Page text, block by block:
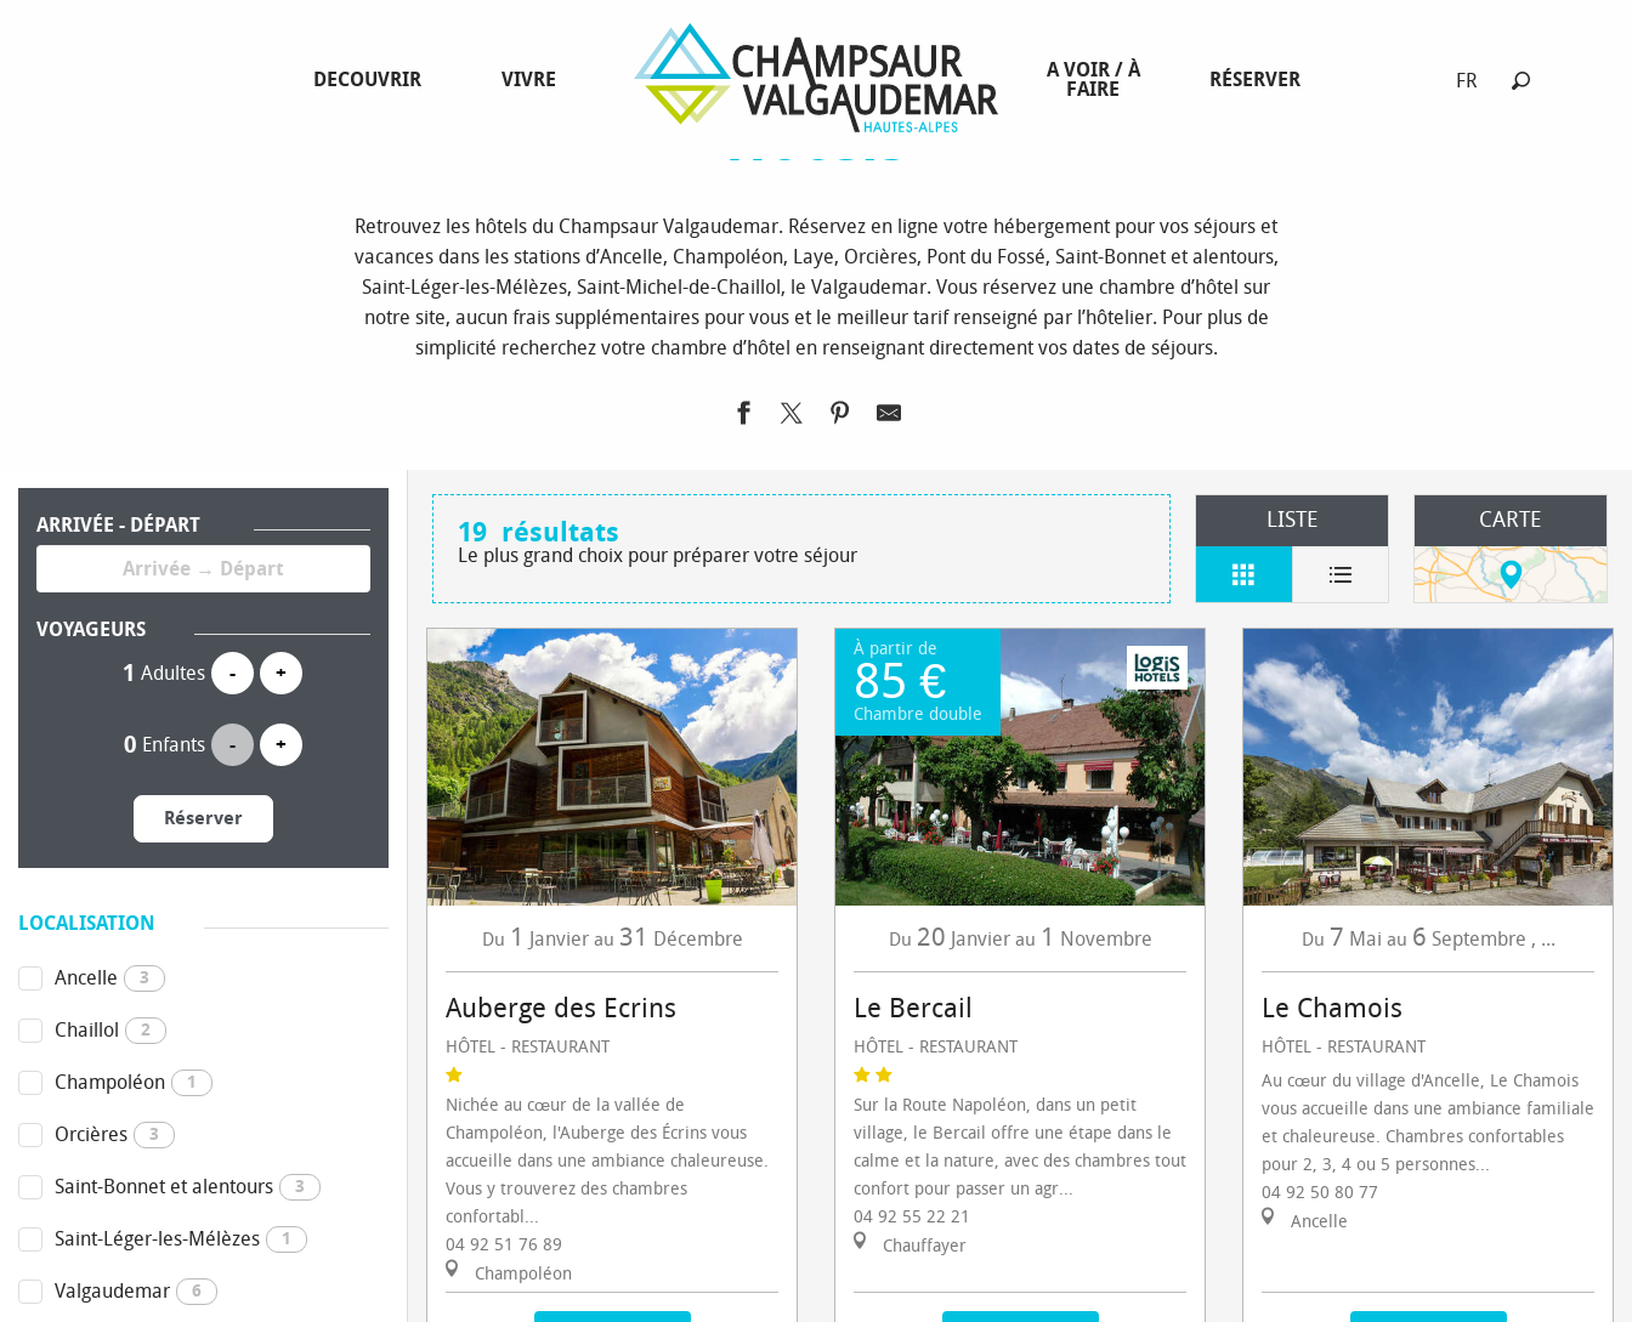
FR
DECOUVRIR VIVRE
A VOIR / À
FAIRE
RÉSERVER
Réserver votre séjour à la montagne
Hôtels
Retrouvez les hôtels du Champsaur Valgaudemar. Réservez en ligne votre hébergement pour vos séjours et
vacances dans les stations d’Ancelle, Champoléon, Laye, Orcières, Pont du Fossé, Saint-Bonnet et alentours,
Saint-Léger-les-Mélèzes, Saint-Michel-de-Chaillol, le Valgaudemar. Vous réservez une chambre d’hôtel sur
notre site, aucun frais supplémentaires pour vous et le meilleur tarif renseigné par l’hôtelier. Pour plus de
simplicité recherchez votre chambre d’hôtel en renseignant directement vos dates de séjours.
ARRIVÉE - DÉPART
VOYAGEURS
Adultes
- +
Enfants - +
Réserver
LOCALISATION
Ancelle 3
Chaillol 2
Champoléon 1
Orcières 3
Saint-Bonnet et alentours 3
Saint-Léger-les-Mélèzes 1
Valgaudemar 6
19 résultats
Le plus grand choix pour préparer votre séjour
LISTE CARTE
Du 1 Janvier au 31 Décembre
Auberge des Ecrins
HÔTEL - RESTAURANT
Nichée au cœur de la vallée de
Champoléon, l'Auberge des Écrins vous
accueille dans une ambiance chaleureuse.
Vous y trouverez des chambres
confortabl...
04 92 51 76 89
Champoléon
À partir de
85 €
Chambre double
Du 20 Janvier au 1 Novembre
Le Bercail
HÔTEL - RESTAURANT
Sur la Route Napoléon, dans un petit
village, le Bercail offre une étape dans le
calme et la nature, avec des chambres tout
confort pour passer un agr...
04 92 55 22 21
Chauffayer
Du 7 Mai au 6 Septembre , ...
Le Chamois
HÔTEL - RESTAURANT
Au cœur du village d'Ancelle, Le Chamois
vous accueille dans une ambiance familiale
et chaleureuse. Chambres confortables
pour 2, 3, 4 ou 5 personnes...
04 92 50 80 77
Ancelle